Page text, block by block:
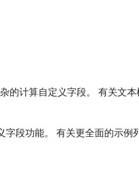
的计算自定义字段。 有关文
段功能。 有关更全面的示例